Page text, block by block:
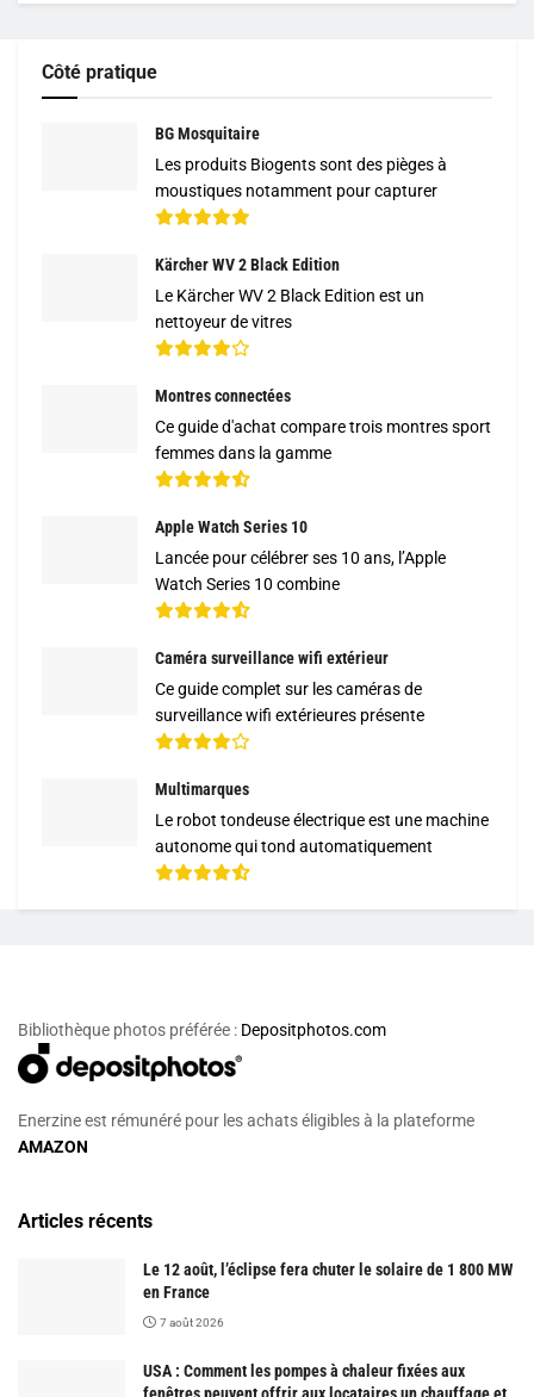
Côté pratique
BG Mosquitaire
Les produits Biogents sont des pièges à
moustiques notamment pour capturer
Kärcher WV 2 Black Edition
Le Kärcher WV 2 Black Edition est un
nettoyeur de vitres
Montres connectées
Ce guide d'achat compare trois montres sport
femmes dans la gamme
Apple Watch Series 10
Lancée pour célébrer ses 10 ans, l’Apple
Watch Series 10 combine
Caméra surveillance wifi extérieur
Ce guide complet sur les caméras de
surveillance wifi extérieures présente
Multimarques
Le robot tondeuse électrique est une machine
autonome qui tond automatiquement
Bibliothèque photos préférée : Depositphotos.com
Enerzine est rémunéré pour les achats éligibles à la plateforme
AMAZON
Articles récents
Le 12 août, l’éclipse fera chuter le solaire de 1 800 MW
en France
7 août 2026
USA : Comment les pompes à chaleur fixées aux